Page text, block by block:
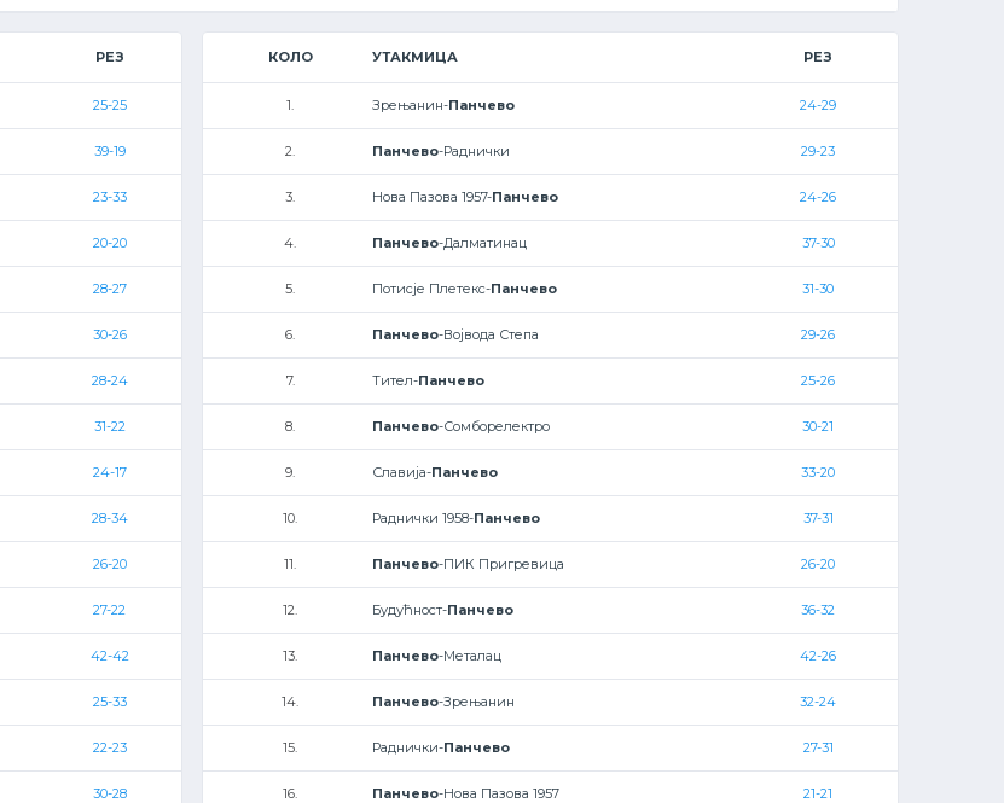
РЕЗ
25-25
39-19
23-33
20-20
28-27
30-26
28-24
31-22
24-17
28-34
26-20
27-22
42-42
25-33
22-23
30-28
КОЛО УТАКМИЦА РЕЗ
1. Зрењанин-Панчево 24-29
2. Панчево-Раднички 29-23
3. Нова Пазова 1957-Панчево 24-26
4. Панчево-Далматинац 37-30
5. Потисје Плетекс-Панчево 31-30
6. Панчево-Војвода Степа 29-26
7. Тител-Панчево 25-26
8. Панчево-Сомборелектро 30-21
9. Славија-Панчево 33-20
10. Раднички 1958-Панчево 37-31
11. Панчево-ПИК Пригревица 26-20
12. Будућност-Панчево 36-32
13. Панчево-Металац 42-26
14. Панчево-Зрењанин 32-24
15. Раднички-Панчево 27-31
16. Панчево-Нова Пазова 1957 21-21